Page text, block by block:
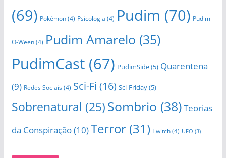
(69) Pokémon(4) Psicologia (4) Pudim (70) Pudim-
O-Ween(4) Pudim Amarelo (35)
PudimCast(67) PudimSide(5) Quarentena
(9) Redes Sociais(4) Sci-Fi (16) Sci-Friday(5)
Sobrenatural (25)Sombrio (38)Teorias
da Conspiração(10)Terror(31) Twitch(4) UFO (3)